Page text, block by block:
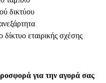
δικτύου
εταιρικής σχέσης
για την αγορά σας